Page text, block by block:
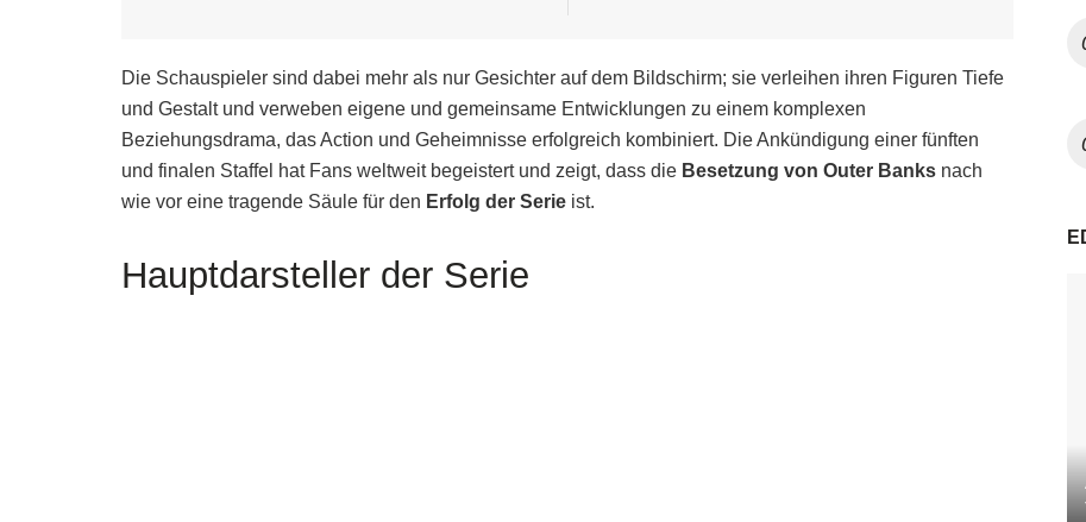
Die Schauspieler sind dabei mehr als nur Gesichter auf dem Bildschirm; sie verleihen ihren Figuren Tiefe
und Gestalt und verweben eigene und gemeinsame Entwicklungen zu einem komplexen
Beziehungsdrama, das Action und Geheimnisse erfolgreich kombiniert. Die Ankündigung einer fünften
und finalen Staffel hat Fans weltweit begeistert und zeigt, dass die Besetzung von Outer Banks nach
wie vor eine tragende Säule für den Erfolg der Serie ist.
Hauptdarsteller der Serie